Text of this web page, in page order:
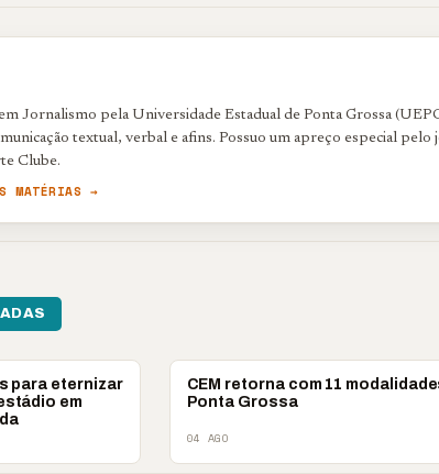
Jornalismo pela Universidade Estadual de Ponta Grossa
textual, verbal e afins. Possuo um apreço especial
Clube.
MATÉRIAS →
para eternizar
em
ESPORTES
CEM retorna com 11
Ponta Grossa
04 AGO